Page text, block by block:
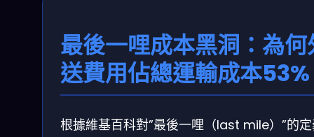
最後一哩成本黑洞：為何
送費用佔總運輸成本
根據維基百科對”最後一哩（last mile）”的